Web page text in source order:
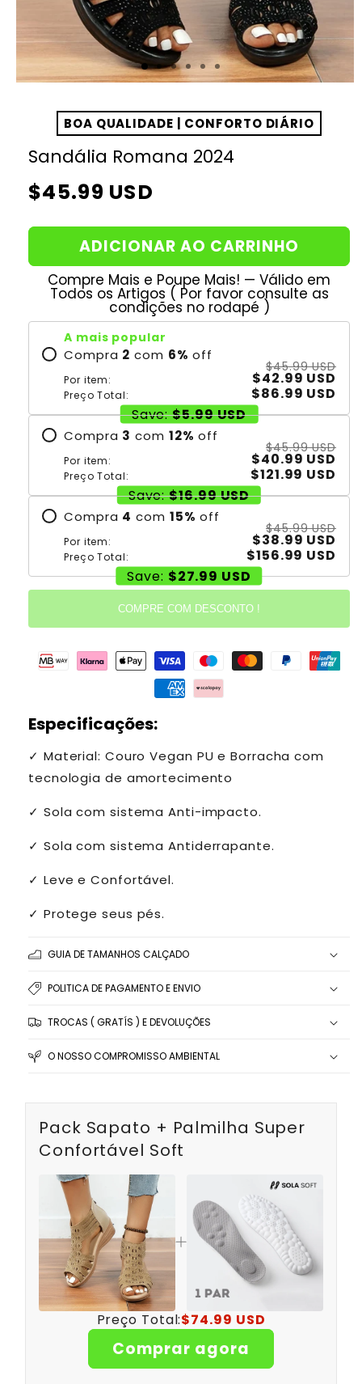
BOA QUALIDADE | CONFORTO DIÁRIO
Sandália Romana 2024
Preço
$45.99 USD
ADICIONAR AO CARRINHO
Compre Mais e Poupe Mais! — Válido em
Todos os Artigos ( Por favor consulte as
condições no rodapé )
A mais popular
Compra 2 com 6% off
Por item:
$45.99 USD
$42.99 USD
Preço Total:
$86.99 USD
Save: $5.99 USD
Compra 3 com 12% off
Por item:
$45.99 USD
$40.99 USD
Preço Total:
$121.99 USD
Save: $16.99 USD
Compra 4 com 15% off
Por item:
$45.99 USD
$38.99 USD
Preço Total:
$156.99 USD
Save: $27.99 USD
COMPRE COM DESCONTO !
Especificações:
✓ Material: Couro Vegan PU e Borracha com
tecnologia de amortecimento
✓ Sola com sistema Anti-impacto.
✓ Sola com sistema Antiderrapante.
✓ Leve e Confortável.
✓ Protege seus pés.
GUIA DE TAMANHOS CALÇADO
POLITICA DE PAGAMENTO E ENVIO
TROCAS ( GRATÍS ) E DEVOLUÇÕES
O NOSSO COMPROMISSO AMBIENTAL
Pack Sapato + Palmilha Super
Confortável Soft
Preço Total:$74.99 USD
Comprar agora